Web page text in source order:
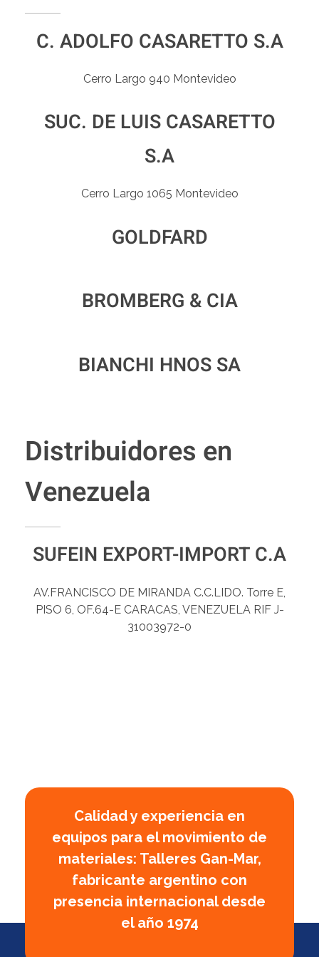
C. ADOLFO CASARETTO S.A
Cerro Largo 940 Montevideo
SUC. DE LUIS CASARETTO
S.A
Cerro Largo 1065 Montevideo
GOLDFARD
BROMBERG & CIA
BIANCHI HNOS SA
Distribuidores en
Venezuela
SUFEIN EXPORT-IMPORT C.A
AV.FRANCISCO DE MIRANDA C.C.LIDO. Torre E,
PISO 6, OF.64-E CARACAS, VENEZUELA RIF J-
31003972-0
Calidad y experiencia en
equipos para el movimiento de
materiales: Talleres Gan-Mar,
fabricante argentino con
presencia internacional desde
el año 1974